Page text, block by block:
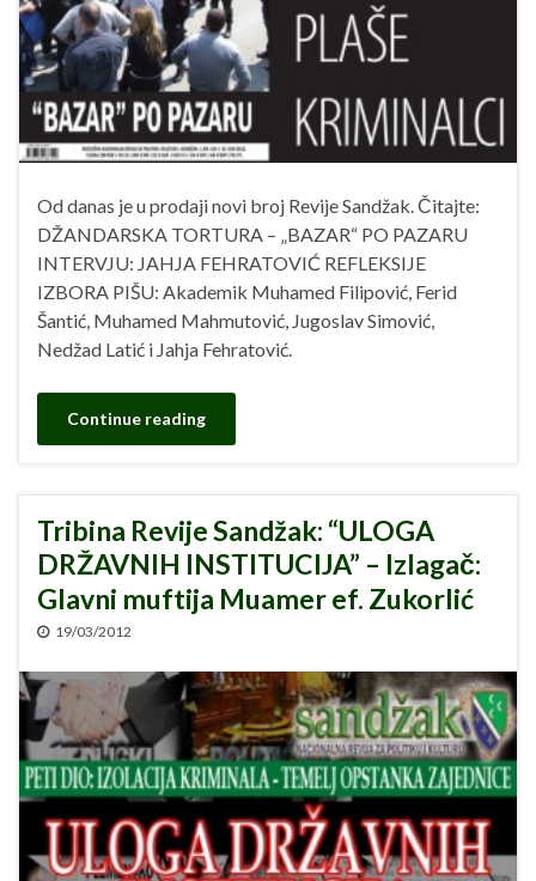
Od danas je u prodaji novi broj Revije Sandžak. Čitajte:
DŽANDARSKA TORTURA – „BAZAR“ PO PAZARU
INTERVJU: JAHJA FEHRATOVIĆ REFLEKSIJE
IZBORA PIŠU: Akademik Muhamed Filipović, Ferid
Šantić, Muhamed Mahmutović, Jugoslav Simović,
Nedžad Latić i Jahja Fehratović.
Continue reading
Tribina Revije Sandžak: “ULOGA
DRŽAVNIH INSTITUCIJA” – Izlagač:
Glavni muftija Muamer ef. Zukorlić
19/03/2012